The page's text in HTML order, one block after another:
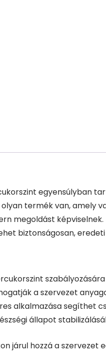
egyensúlyban
termék van, amely
megoldást
biztonságosan,
a szervezet
alkalmazása segíthet
állapot
járul hozzá a szervezet